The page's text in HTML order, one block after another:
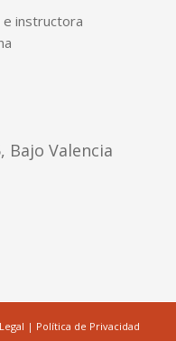
e instructora
Bajo Valencia
| Política de Privacidad